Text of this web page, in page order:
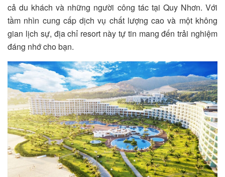
cả du khách và những người công tác tại Quy Nhơn. Với
tầm nhìn cung cấp dịch vụ chất lượng cao và một không
gian lịch sự, địa chỉ resort này tự tin mang đến trải nghiệm
đáng nhớ cho bạn.